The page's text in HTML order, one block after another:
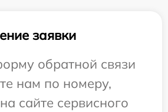
заявки
обратной связи
нам по номеру,
сайте сервисного